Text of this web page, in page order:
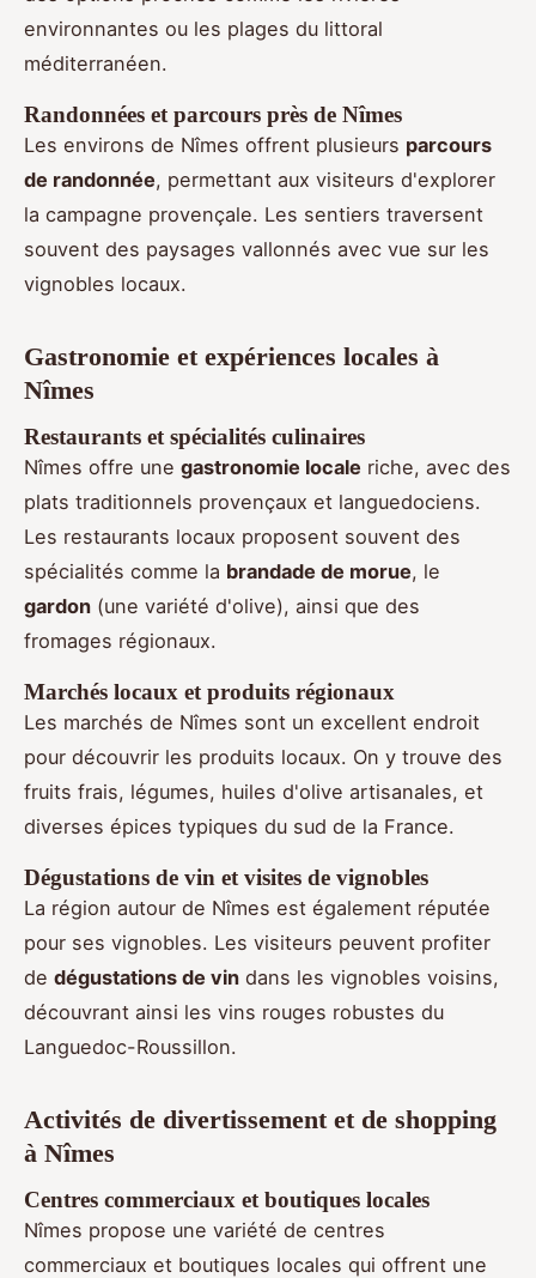
environnantes ou les plages du littoral
méditerranéen.
Randonnées et parcours près de Nîmes
Les environs de Nîmes offrent plusieurs parcours
de randonnée, permettant aux visiteurs d'explorer
la campagne provençale. Les sentiers traversent
souvent des paysages vallonnés avec vue sur les
vignobles locaux.
Gastronomie et expériences locales à
Nîmes
Restaurants et spécialités culinaires
Nîmes offre une gastronomie locale riche, avec des
plats traditionnels provençaux et languedociens.
Les restaurants locaux proposent souvent des
spécialités comme la brandade de morue, le
gardon (une variété d'olive), ainsi que des
fromages régionaux.
Marchés locaux et produits régionaux
Les marchés de Nîmes sont un excellent endroit
pour découvrir les produits locaux. On y trouve des
fruits frais, légumes, huiles d'olive artisanales, et
diverses épices typiques du sud de la France.
Dégustations de vin et visites de vignobles
La région autour de Nîmes est également réputée
pour ses vignobles. Les visiteurs peuvent profiter
de dégustations de vin dans les vignobles voisins,
découvrant ainsi les vins rouges robustes du
Languedoc-Roussillon.
Activités de divertissement et de shopping
à Nîmes
Centres commerciaux et boutiques locales
Nîmes propose une variété de centres
commerciaux et boutiques locales qui offrent une